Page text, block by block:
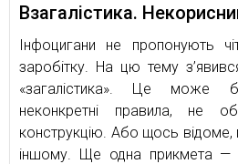
Взагалістика.
Інфоцигани не пропонують
заробітку. На цю тему
«загалістика». Це може
неконкретні правила, не
конструкцію. Або щось відоме,
іншому. Ще одна прикмета —